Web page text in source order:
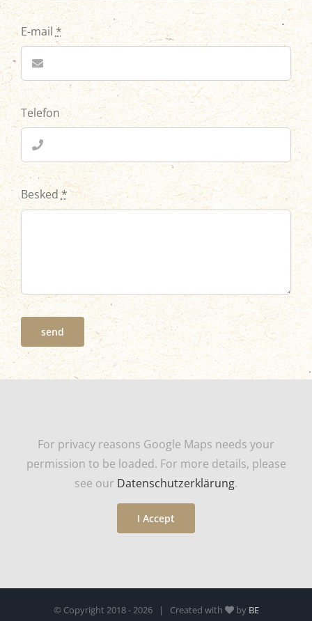
E-mail*
Telefon
Besked*
send
For privacy reasons Google Maps needs your
permission to be loaded. For more details, please
see our Datenschutzerklärung.
I Accept
© Copyright 2018 -2026 | Created with by BE